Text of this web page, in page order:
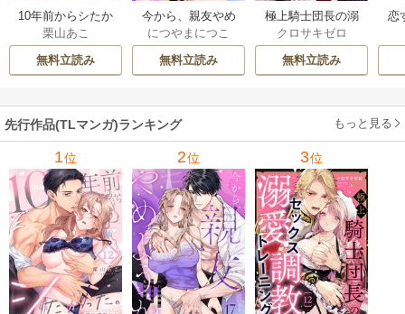
10年前からシたか
った。～理性爆散
した幼馴染のわか
らせＨ
栗山あこ
無料立読み
今から、親友やめ
ようか。～腐れ縁
同僚は甘い快楽で
私を壊す～
につやまにつこ
無料立読み
極上騎士団長の溺
愛調教～その巨大
すぎる愛、すべて
受け入れてみせま
クロサキゼロ
無料立読み
恋
先行作品(TLマンガ)ランキング もっと見る
1位 2位 3位